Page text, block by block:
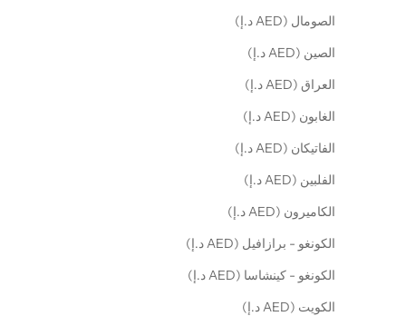
الصومال (AED د.إ)
الصين (AED د.إ)
العراق (AED د.إ)
الغابون (AED د.إ)
الفاتيكان (AED د.إ)
الفلبين (AED د.إ)
الكاميرون (AED د.إ)
الكونغو - برازافيل (AED د.إ)
الكونغو - كينشاسا (AED د.إ)
الكويت (AED د.إ)